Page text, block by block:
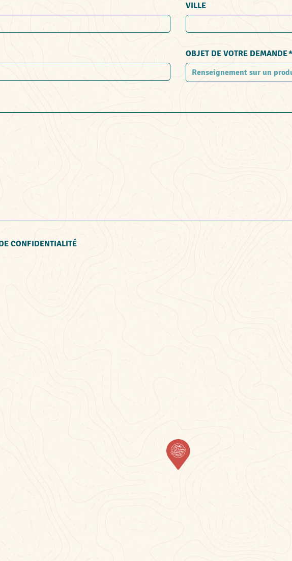
VILLE
OBJET DE VOTRE DEMANDE
CONFIDENTIALITÉ